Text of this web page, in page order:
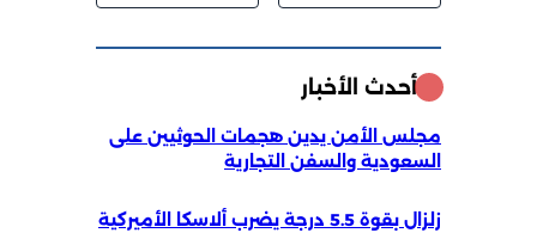
أحدث الأخبار
مجلس الأمن يدين هجمات الحوثيين على
السعودية والسفن التجارية
زلزال بقوة 5.5 درجة يضرب ألاسكا الأميركية